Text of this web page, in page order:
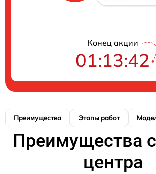
Конец акции
01:13:42
Преимущества Этапы работ
Преимущества
центра